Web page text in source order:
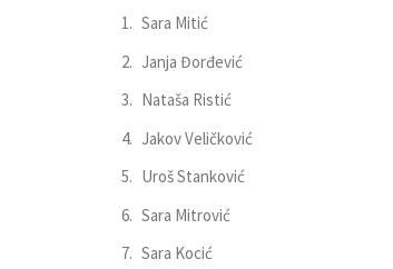
Sara Mitić
Janja Đorđević
Nataša Ristić
Jakov Veličković
Uroš Stanković
Sara Mitrović
Sara Kocić